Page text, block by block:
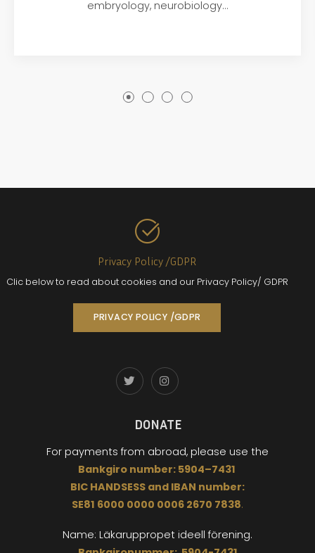
embryology, neurobiology…
Privacy Policy /GDPR
Clic below to read about cookies and our Privacy Policy/ GDPR
PRIVACY POLICY /GDPR
DONATE
For payments from abroad, please use the
Bankgironumber: 5904–7431
BIC HANDSESS and IBAN number:
SE81 6000 0000 0006 2670 7838.
Name: Läkaruppropet ideell förening.